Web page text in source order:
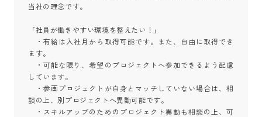
当社の理念です。
「社員が働きやすい環境を整えたい！」
・有給は入社月から取得可能です。また、自由に取得でき
ます。
・可能な限り、希望のプロジェクトへ参加できるよう配慮
しています。
・参画プロジェクトが自身とマッチしていない場合は、相
談の上、別プロジェクトへ異動可能です。
・スキルアップのためのプロジェクト異動も相談の上、可